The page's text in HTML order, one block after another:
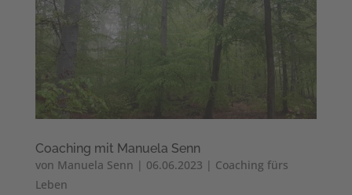
Coaching mit Manuela Senn
von Manuela Senn | 06.06.2023 | Coaching fürs
Leben